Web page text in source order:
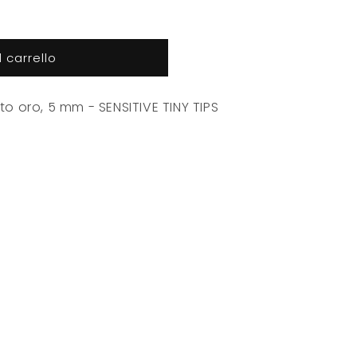
carrello
oro, 5 mm - SENSITIVE TINY TIPS